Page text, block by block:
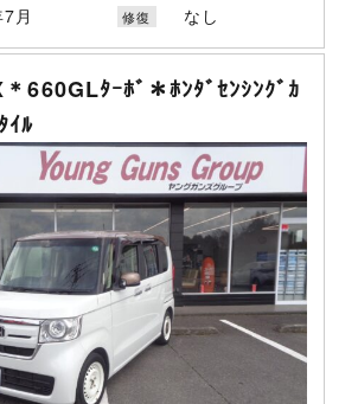
月 修復 なし
660GLﾀｰﾎﾞ＊ﾎﾝﾀﾞｾﾝｼﾝｸﾞｶ
ｲﾙ